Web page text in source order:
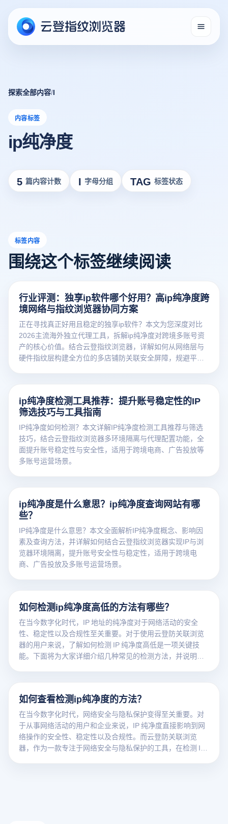
探索全部内容/I
内容标签
ip纯净度
5 篇内容计数 I 字母分组 TAG 标签状态
标签内容
围绕这个标签继续阅读
行业评测：独享ip软件哪个好用？高ip纯净度跨
境网络与指纹浏览器协同方案
正在寻找真正好用且稳定的独享ip软件？本文为您深度对比
2026主流海外独立代理工具，拆解ip纯净度对跨境多账号资
产的核心价值。结合云登指纹浏览器，详解如何从网络层与
硬件指纹层构建全方位的多店铺防关联安全屏障，规避平台
ip纯净度检测工具推荐：提升账号稳定性的IP
筛选技巧与工具指南
IP纯净度如何检测？本文详解IP纯净度检测工具推荐与筛选
技巧，结合云登指纹浏览器多环境隔离与代理配置功能，全
面提升账号稳定性与安全性，适用于跨境电商、广告投放等
多账号运营场景。
ip纯净度是什么意思？ip纯净度查询网站有哪
些？
IP纯净度是什么意思？本文全面解析IP纯净度概念、影响因
素及查询方法，并详解如何结合云登指纹浏览器实现IP与浏
览器环境隔离，提升账号安全性与稳定性，适用于跨境电
商、广告投放及多账号运营场景。
如何检测ip纯净度高低的方法有哪些？
在当今数字化时代，IP 地址的纯净度对于网络活动的安全
性、稳定性以及合规性至关重要。对于使用云登防关联浏览
器的用户来说，了解如何检测 IP 纯净度高低是一项关键技
能。下面将为大家详细介绍几种常见的检测方法，并说明云
如何查看检测ip纯净度的方法？
在当今数字化时代，网络安全与隐私保护变得至关重要。对
于从事网络活动的用户和企业来说，IP 纯净度直接影响到网
络操作的安全性、稳定性以及合规性。而云登防关联浏览
器，作为一款专注于网络安全与隐私保护的工具，在检测 IP